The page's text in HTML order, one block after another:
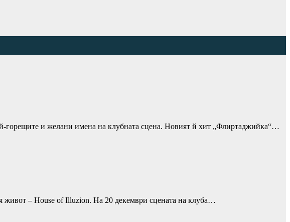
горещите и желани имена на клубната сцена. Новият й хит „Флиртаджийка“…
живот – House of Illuzion. На 20 декември сцената на клуба…